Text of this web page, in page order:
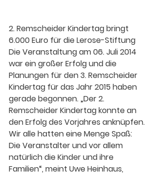
2. Remscheider Kindertag bringt
6.000 Euro für die Lerose-Stiftung
Die Veranstaltung am 06. Juli 2014
war ein großer Erfolg und die
Planungen für den 3. Remscheider
Kindertag für das Jahr 2015 haben
gerade begonnen. „Der 2.
Remscheider Kindertag konnte an
den Erfolg des Vorjahres anknüpfen.
Wir alle hatten eine Menge Spaß:
Die Veranstalter und vor allem
natürlich die Kinder und ihre
Familien“, meint Uwe Heinhaus,